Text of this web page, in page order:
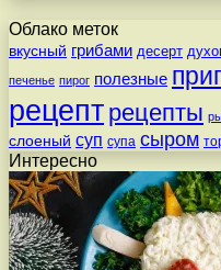
Облако меток
вкусный грибами десерт
печенье пирог полезные
рецепт рецепты
слоеный суп супа сыром
Интересно